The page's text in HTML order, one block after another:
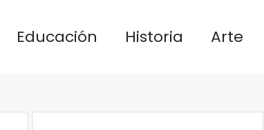
Educación Historia Arte